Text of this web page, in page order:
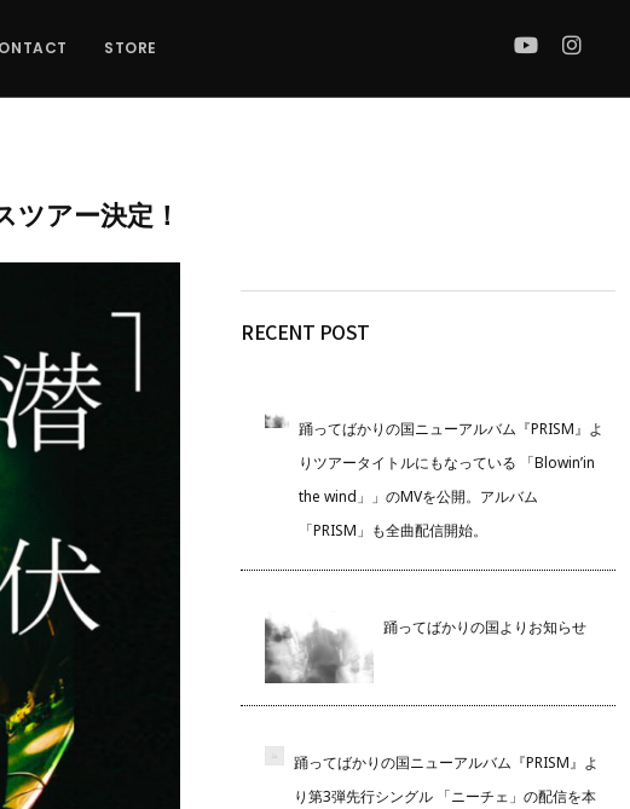
STORE
アー決定！
RECENT POST
踊ってばかりの国ニューアルバム『PRISM』よ
りツアータイトルにもなっている 「Blowin’in
the wind」」のMVを公開。アルバム
「PRISM」も全曲配信開始。
踊ってばかりの国よりお知らせ
踊ってばかりの国ニューアルバム『PRISM』よ
り第3弾先行シングル 「ニーチェ」の配信を本